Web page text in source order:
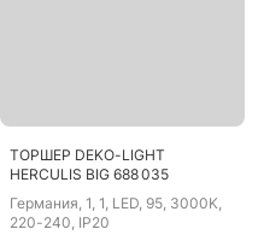
ТОРШЕР DEKO-LIGHT
HERCULIS BIG 688 035
Германия, 1, 1, LED, 95, 3000K,
220-240, IP20